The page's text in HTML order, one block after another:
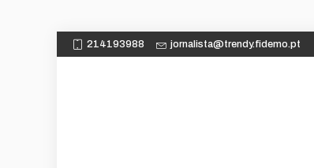
214193988 jornalista@trendy.fidemo.pt